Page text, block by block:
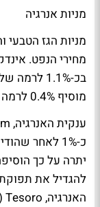
מניות אנרגיה
מניות הגז הטבעי
מוסיף 0.4% לרמה של 1,436 הנקודות.
כ-1% לאחר
להגדיל את